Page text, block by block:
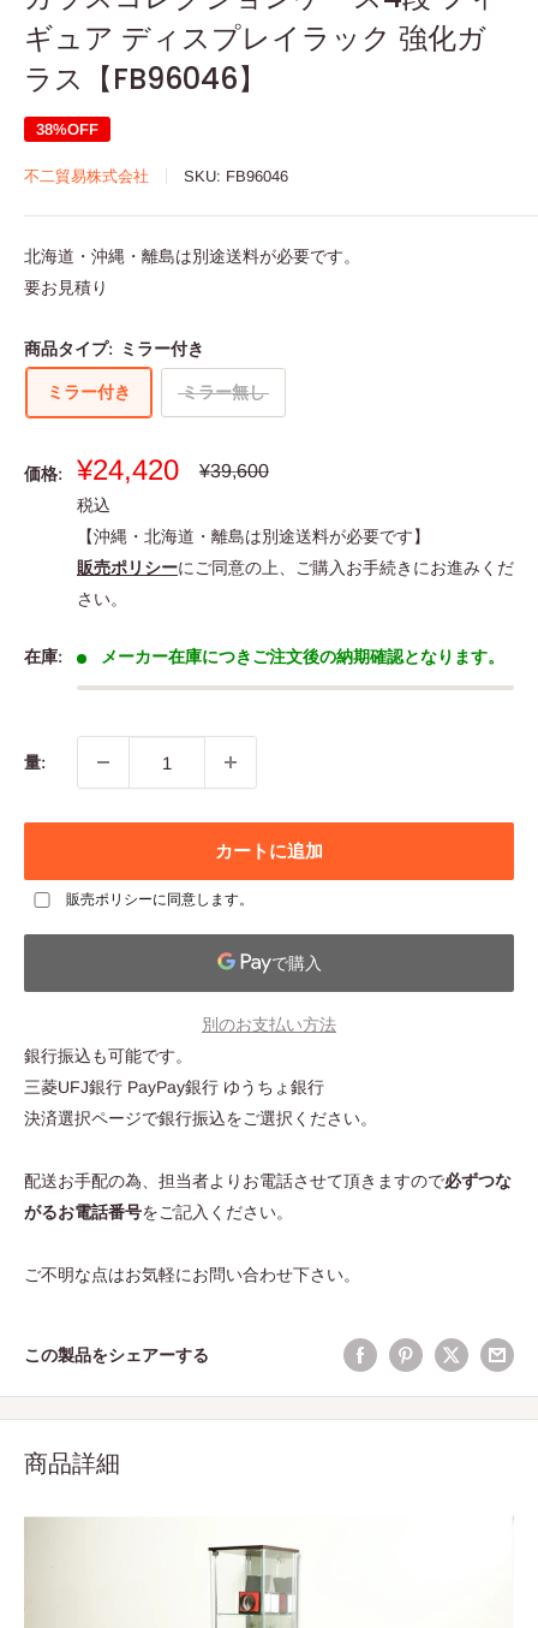
ギュア ディスプレイラック 強化ガ
ラス【FB96046】
38%OFF
不二貿易株式会社 SKU: FB96046
北海道・沖縄・離島は別途送料が必要です。
要お見積り
商品タイプ: ミラー付き
ミラー付き ミラー無し
価格:
販
売
価
格
¥24,420
通
格
¥39,600
税込
【沖縄・北海道・離島は別途送料が必要です】
販売ポリシーにご同意の上、ご購入お手続きにお進みくだ
さい。
在庫: メーカー在庫につきご注文後の納期確認となります。
量:
カートに追加
販売ポリシーに同意します。
別のお支払い方法
銀行振込も可能です。
三菱UFJ銀行 PayPay銀行 ゆうちょ銀行
決済選択ページで銀行振込をご選択ください。
配送お手配の為、担当者よりお電話させて頂きますので必ずつな
がるお電話番号をご記入ください。
ご不明な点はお気軽にお問い合わせ下さい。
この製品をシェアーする
商品詳細